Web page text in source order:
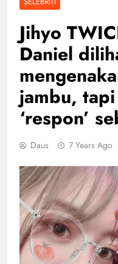
Jihyo
Daniel
jambu,
‘respon’
Daus 7 Years Ago